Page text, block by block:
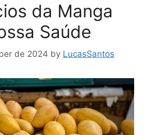
da Manga
Saúde
de 2024 by LucasSantos